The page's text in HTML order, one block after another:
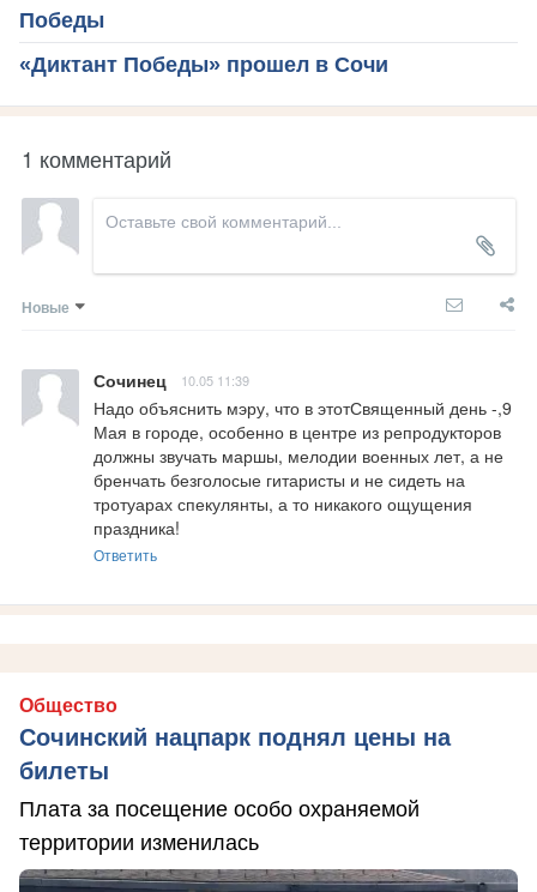
Победы
«Диктант Победы» прошел в Сочи
1 комментарий
Новые
Сочинец 10.05 11:39
Надо объяснить мэру, что в этотСвященный день -,9
Мая в городе, особенно в центре из репродукторов
должны звучать маршы, мелодии военных лет, а не
бренчать безголосые гитаристы и не сидеть на
тротуарах спекулянты, а то никакого ощущения
праздника!
Ответить
Общество
Сочинский нацпарк поднял цены на
билеты
Плата за посещение особо охраняемой
территории изменилась